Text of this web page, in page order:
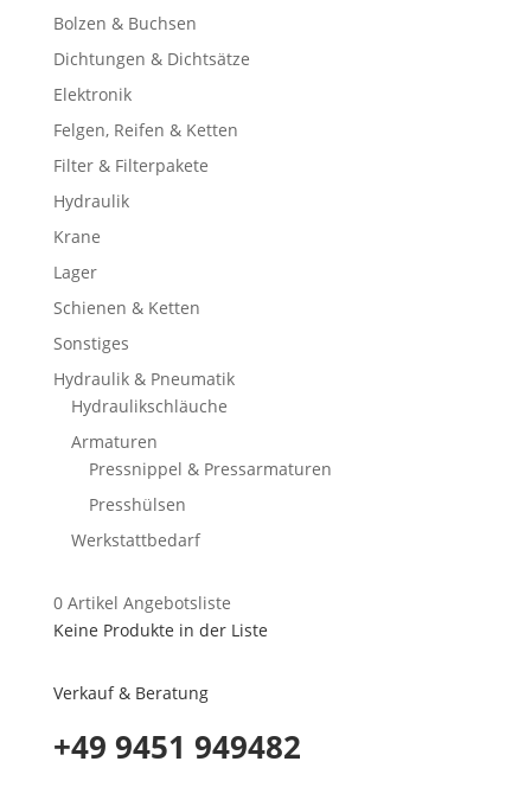
Bolzen & Buchsen
Dichtungen & Dichtsätze
Elektronik
Felgen, Reifen & Ketten
Filter & Filterpakete
Hydraulik
Krane
Lager
Schienen & Ketten
Sonstiges
Hydraulik & Pneumatik
Hydraulikschläuche
Armaturen
Pressnippel & Pressarmaturen
Presshülsen
Werkstattbedarf
0Artikel Angebotsliste
Keine Produkte in der Liste
Verkauf & Beratung
+49 9451 949482